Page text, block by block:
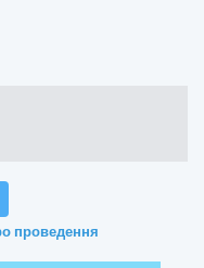
проведення